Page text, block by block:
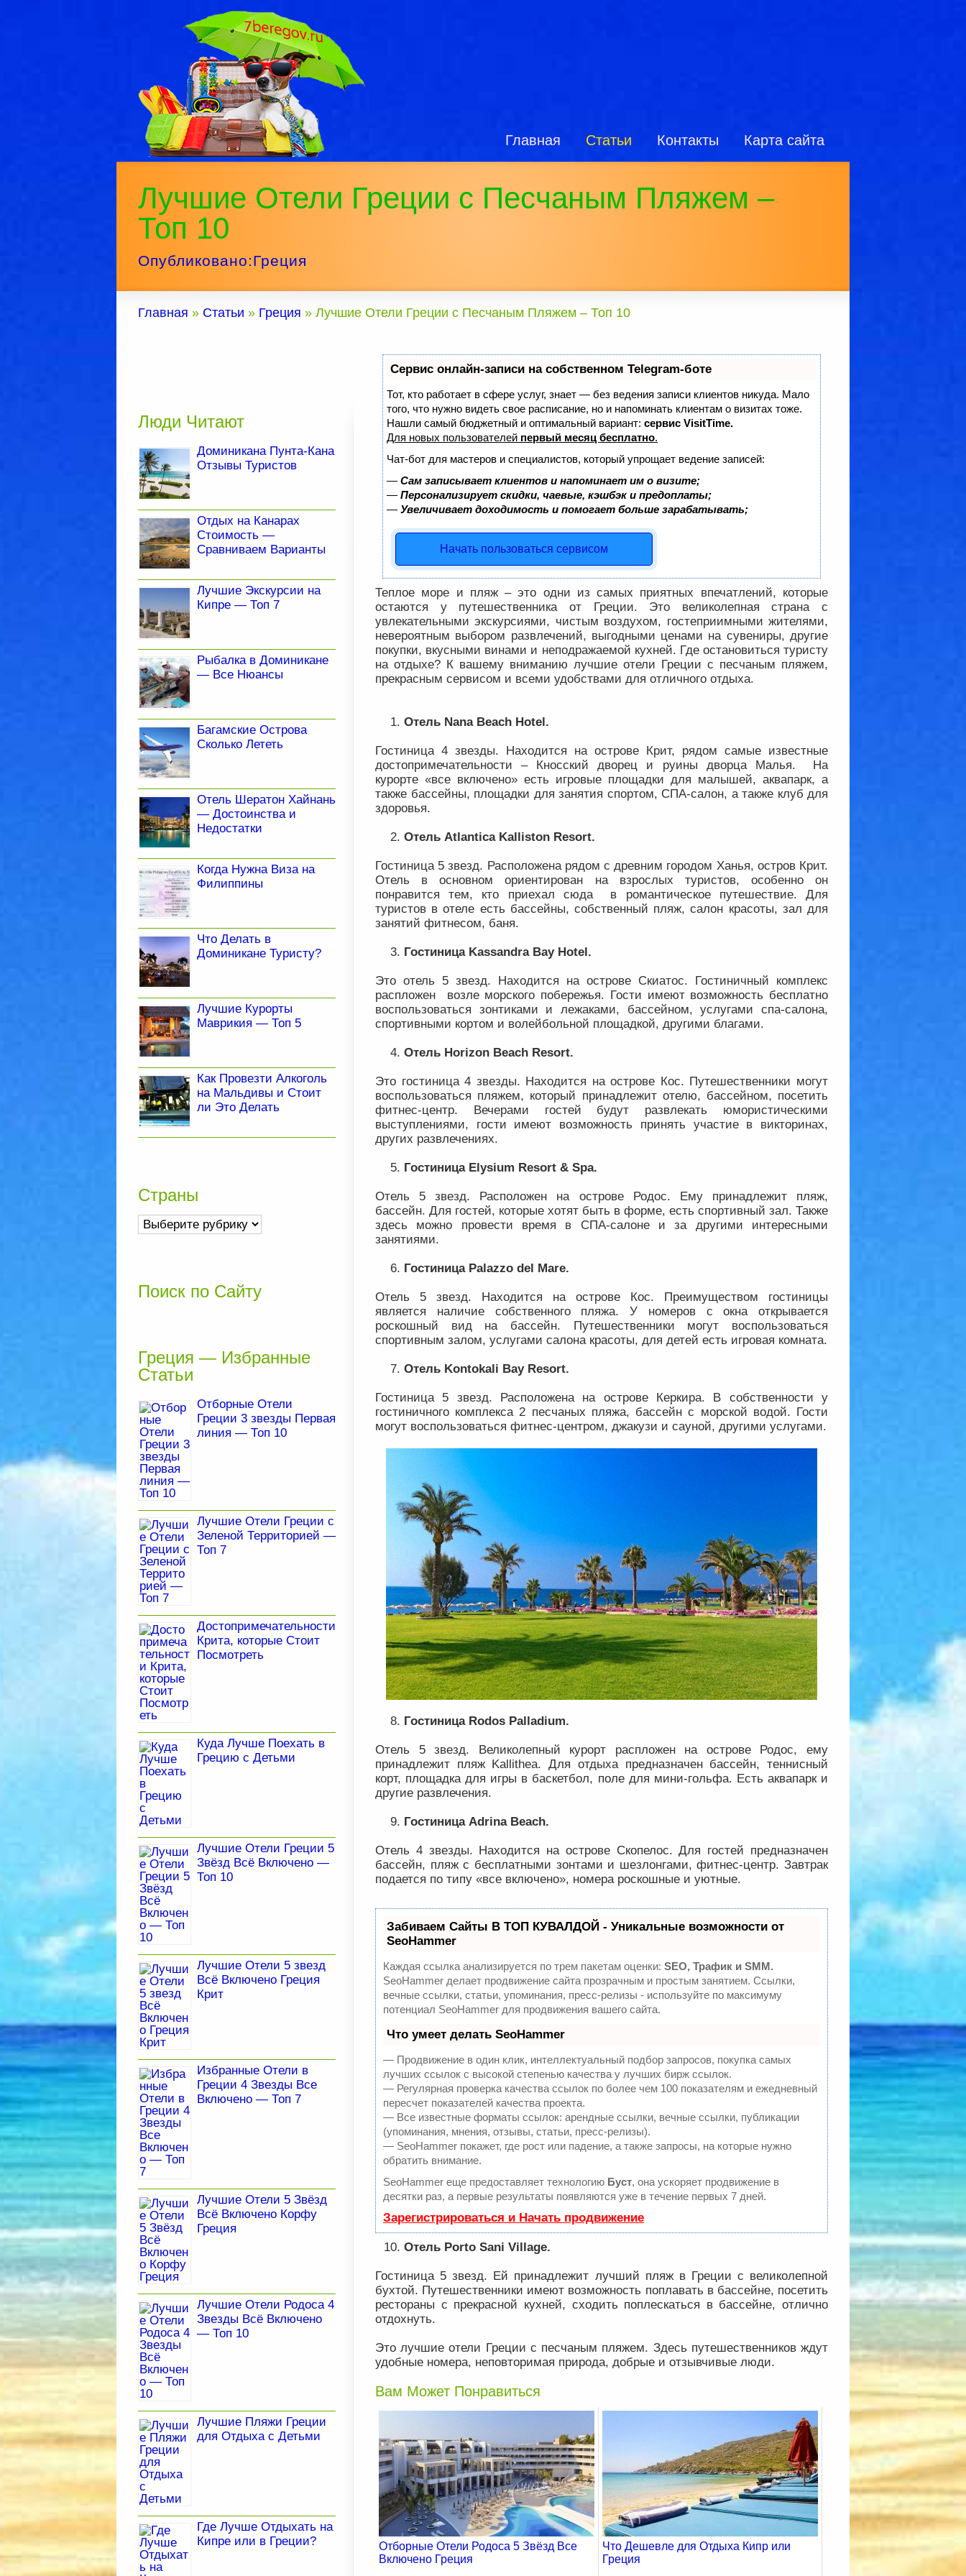
Главная Статьи Контакты Карта сайта
Лучшие Отели Греции с Песчаным Пляжем –
Топ 10
Опубликовано:Греция
Главная » Статьи » Греция » Лучшие Отели Греции с Песчаным Пляжем – Топ 10
Сервис онлайн-записи на собственном Telegram-боте
Тот, кто работает в сфере услуг, знает — без ведения записи клиентов никуда. Мало
того, что нужно видеть свое расписание, но и напоминать клиентам о визитах тоже.
Нашли самый бюджетный и оптимальный вариант: сервис VisitTime.
Для новых пользователей первый месяц бесплатно.
Чат-бот для мастеров и специалистов, который упрощает ведение записей:
— Сам записывает клиентов и напоминает им о визите;
— Персонализирует скидки, чаевые, кэшбэк и предоплаты;
— Увеличивает доходимость и помогает больше зарабатывать;
Начать пользоваться сервисом
Теплое море и пляж – это одни из самых приятных впечатлений, которые
остаются у путешественника от Греции. Это великолепная страна с
увлекательными экскурсиями, чистым воздухом, гостеприимными жителями,
невероятным выбором развлечений, выгодными ценами на сувениры, другие
покупки, вкусными винами и неподражаемой кухней. Где остановиться туристу
на отдыхе? К вашему вниманию лучшие отели Греции с песчаным пляжем,
прекрасным сервисом и всеми удобствами для отличного отдыха.
Отель Nana Beach Hotel.
Гостиница 4 звезды. Находится на острове Крит, рядом самые известные
достопримечательности – Кносский дворец и руины дворца Малья. На
курорте «все включено» есть игровые площадки для малышей, аквапарк, а
также бассейны, площадки для занятия спортом, СПА-салон, а также клуб для
здоровья.
Отель Atlantica Kalliston Resort.
Гостиница 5 звезд. Расположена рядом с древним городом Ханья, остров Крит.
Отель в основном ориентирован на взрослых туристов, особенно он
понравится тем, кто приехал сюда в романтическое путешествие. Для
туристов в отеле есть бассейны, собственный пляж, салон красоты, зал для
занятий фитнесом, баня.
Гостиница Kassandra Bay Hotel.
Это отель 5 звезд. Находится на острове Скиатос. Гостиничный комплекс
распложен возле морского побережья. Гости имеют возможность бесплатно
воспользоваться зонтиками и лежаками, бассейном, услугами спа-салона,
спортивными кортом и волейбольной площадкой, другими благами.
Отель Horizon Beach Resort.
Это гостиница 4 звезды. Находится на острове Кос. Путешественники могут
воспользоваться пляжем, который принадлежит отелю, бассейном, посетить
фитнес-центр. Вечерами гостей будут развлекать юмористическими
выступлениями, гости имеют возможность принять участие в викторинах,
других развлечениях.
Гостиница Elysium Resort & Spa.
Отель 5 звезд. Расположен на острове Родос. Ему принадлежит пляж,
бассейн. Для гостей, которые хотят быть в форме, есть спортивный зал. Также
здесь можно провести время в СПА-салоне и за другими интересными
занятиями.
Гостиница Palazzo del Mare.
Отель 5 звезд. Находится на острове Кос. Преимуществом гостиницы
является наличие собственного пляжа. У номеров с окна открывается
роскошный вид на бассейн. Путешественники могут воспользоваться
спортивным залом, услугами салона красоты, для детей есть игровая комната.
Отель Kontokali Bay Resort.
Гостиница 5 звезд. Расположена на острове Керкира. В собственности у
гостиничного комплекса 2 песчаных пляжа, бассейн с морской водой. Гости
могут воспользоваться фитнес-центром, джакузи и сауной, другими услугами.
Гостиница Rodos Palladium.
Отель 5 звезд. Великолепный курорт распложен на острове Родос, ему
принадлежит пляж Kallithea. Для отдыха предназначен бассейн, теннисный
корт, площадка для игры в баскетбол, поле для мини-гольфа. Есть аквапарк и
другие развлечения.
Гостиница Adrina Beach.
Отель 4 звезды. Находится на острове Скопелос. Для гостей предназначен
бассейн, пляж с бесплатными зонтами и шезлонгами, фитнес-центр. Завтрак
подается по типу «все включено», номера роскошные и уютные.
Забиваем Сайты В ТОП КУВАЛДОЙ - Уникальные возможности от
SeoHammer
Каждая ссылка анализируется по трем пакетам оценки: SEO, Трафик и SMM.
SeoHammer делает продвижение сайта прозрачным и простым занятием. Ссылки,
вечные ссылки, статьи, упоминания, пресс-релизы - используйте по максимуму
потенциал SeoHammer для продвижения вашего сайта.
Что умеет делать SeoHammer
— Продвижение в один клик, интеллектуальный подбор запросов, покупка самых
лучших ссылок с высокой степенью качества у лучших бирж ссылок.
— Регулярная проверка качества ссылок по более чем 100 показателям и ежедневный
пересчет показателей качества проекта.
— Все известные форматы ссылок: арендные ссылки, вечные ссылки, публикации
(упоминания, мнения, отзывы, статьи, пресс-релизы).
— SeoHammer покажет, где рост или падение, а также запросы, на которые нужно
обратить внимание.
SeoHammer еще предоставляет технологию Буст, она ускоряет продвижение в
десятки раз, а первые результаты появляются уже в течение первых 7 дней.
Зарегистрироваться и Начать продвижение
Отель Porto Sani Village.
Гостиница 5 звезд. Ей принадлежит лучший пляж в Греции с великолепной
бухтой. Путешественники имеют возможность поплавать в бассейне, посетить
рестораны с прекрасной кухней, сходить поплескаться в бассейне, отлично
отдохнуть.
Это лучшие отели Греции с песчаным пляжем. Здесь путешественников ждут
удобные номера, неповторимая природа, добрые и отзывчивые люди.
Вам Может Понравиться
Отборные Отели Родоса 5 Звёзд Все
Включено Греция
Что Дешевле для Отдыха Кипр или
Греция
Люди Читают
Доминикана Пунта-Кана
Отзывы Туристов
Отдых на Канарах
Стоимость —
Сравниваем Варианты
Лучшие Экскурсии на
Кипре — Топ 7
Рыбалка в Доминикане
— Все Нюансы
Багамские Острова
Сколько Лететь
Отель Шератон Хайнань
— Достоинства и
Недостатки
Когда Нужна Виза на
Филиппины
Что Делать в
Доминикане Туристу?
Лучшие Курорты
Маврикия — Топ 5
Как Провезти Алкоголь
на Мальдивы и Стоит
ли Это Делать
Страны
Страны
Поиск по Сайту
Греция — Избранные
Статьи
Отборные Отели
Греции 3 звезды Первая
линия — Топ 10
Лучшие Отели Греции с
Зеленой Территорией —
Топ 7
Достопримечательности
Крита, которые Стоит
Посмотреть
Куда Лучше Поехать в
Грецию с Детьми
Лучшие Отели Греции 5
Звёзд Всё Включено —
Топ 10
Лучшие Отели 5 звезд
Всё Включено Греция
Крит
Избранные Отели в
Греции 4 Звезды Все
Включено — Топ 7
Лучшие Отели 5 Звёзд
Всё Включено Корфу
Греция
Лучшие Отели Родоса 4
Звезды Всё Включено
— Топ 10
Лучшие Пляжи Греции
для Отдыха с Детьми
Где Лучше Отдыхать на
Кипре или в Греции?